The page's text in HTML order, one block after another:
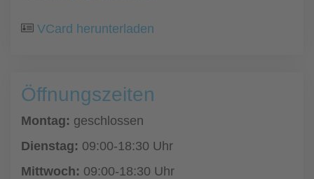
VCard herunterladen
Öffnungszeiten
Montag: geschlossen
Dienstag: 09:00-18:30 Uhr
Mittwoch: 09:00-18:30 Uhr